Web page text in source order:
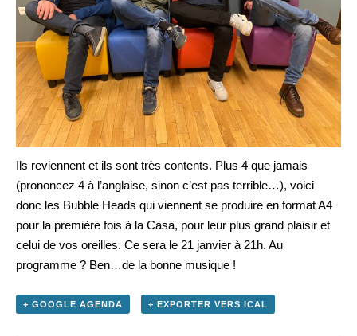
Ils reviennent et ils sont très contents. Plus 4 que jamais
(prononcez 4 à l’anglaise, sinon c’est pas terrible…), voici
donc les Bubble Heads qui viennent se produire en format A4
pour la première fois à la Casa, pour leur plus grand plaisir et
celui de vos oreilles. Ce sera le 21 janvier à 21h. Au
programme ? Ben…de la bonne musique !
+ GOOGLE AGENDA + EXPORTER VERS ICAL